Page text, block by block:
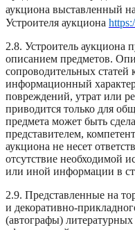
аукциона выставленный
Устроителя аукциона
2.8. Устроитель аукциона
описанием предметов.
сопроводительных статей
информационный
повреждений, утрат или
приводится только для
предмета может быть
представителем,
аукциона не несет
отсутствие необходимой
или иной информации в
2.9. Представленные на
и декоративно-
(автографы)